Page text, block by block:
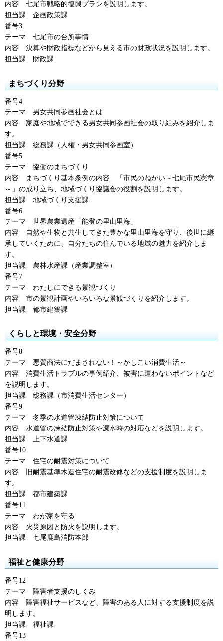
内容
七尾市戦略的復興プランを説明します。
担当課
企画政策課
番号3
テーマ
七尾市の台所事情
内容
決算や財政指標などから見える市の財政状況を説明します。
担当課
財政課
まちづくり分野
番号4
テーマ
男女共同参画社会とは
内容
家庭や地域でできる男女共同参画社会の取り組みを紹介しま
す。
担当課
総務課 （人権・男女共同参画室）
番号5
テーマ
協働のまちづくり
内容
まちづくり 基本条例の内容、「市民のねがい～七尾市民憲章
～」の成り立ち、地域づくり協議会の役割を説明します。
担当課
地域づくり支援課
番号6
テーマ
世界農業遺産 「能登の里山里海」
内容
自然や生物と共生してきた豊かな里山里海を守り、後世に継
承していくために、自分たちの住んでいる地域の魅力を紹介しま
す。
担当課
農林水産課 （産業調整室）
番号7
テーマ
わたし にできる景観づくり
内容
市の景観計画やいろいろな景観づくりを紹介します。
担当課
都市建築課
くらしと環境・安全分野
番号8
テーマ
悪質商法にだまされない！～かしこい消費生活～
内容
消費生活 トラブルの事例紹介、被害に遭わないポイントなど
を説明します。
担当課
総務課 （市消費生活センター）
番号9
テーマ
冬季の水道管凍結防止対策について
内容
水道管の凍結防止対策や漏水時の対応などを説明します。
担当課
上下水道課
番号10
テーマ
住宅の耐震対策について
内容
旧耐震基準木造住宅の耐震改修などの支援制度を説明しま
す。
担当課
都市建築課
番号11
テーマ
わが家を守る
内容
火災原因 と防火を説明します。
担当課
七尾鹿島消防本部
福祉と健康分野
番号12
テーマ
障害者支援のしくみ
内容
障害福祉サービスなど、障害のある人に対する支援制度を説
明します。
担当課
福祉課
番号13